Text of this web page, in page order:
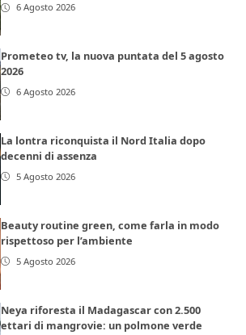
6 Agosto 2026
Prometeo tv, la nuova puntata del 5 agosto
2026
6 Agosto 2026
La lontra riconquista il Nord Italia dopo
decenni di assenza
5 Agosto 2026
Beauty routine green, come farla in modo
rispettoso per l’ambiente
5 Agosto 2026
Neya riforesta il Madagascar con 2.500
ettari di mangrovie: un polmone verde